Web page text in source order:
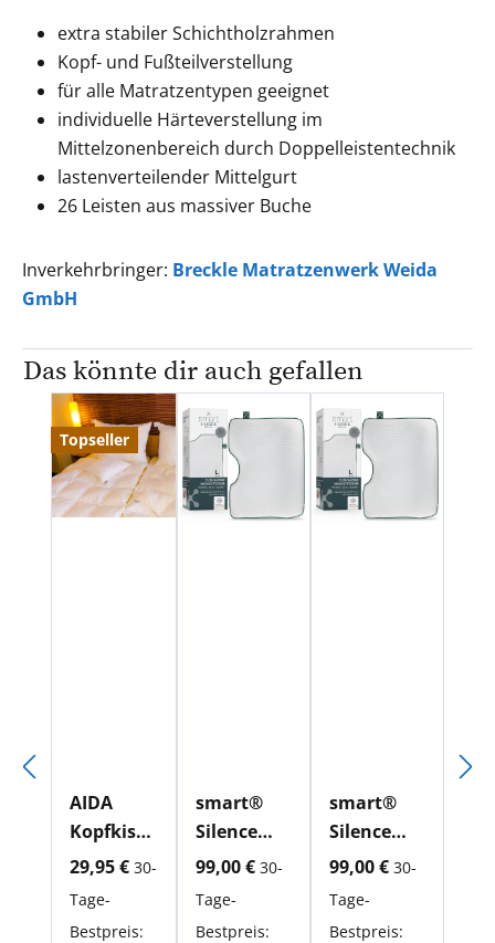
extra stabiler Schichtholzrahmen
Kopf- und Fußteilverstellung
für alle Matratzentypen geeignet
individuelle Härteverstellung im
Mittelzonenbereich durch Doppelleistentechnik
lastenverteilender Mittelgurt
26 Leisten aus massiver Buche
Inverkehrbringer: Breckle Matratzenwerk Weida
GmbH
Das könnte dir auch gefallen
Produktgalerie überspringen
Topseller
AIDA
Kopfkisse
n
Imprima
aktueller Preis:
29,95 € 30-
Tage-
Bestpreis:
smart®
Silence
Pillow
aktueller Preis:
99,00 € 30-
Tage-
Bestpreis:
smart®
Silence
Pillow
aktueller Preis:
99,00 € 30-
Tage-
Bestpreis: